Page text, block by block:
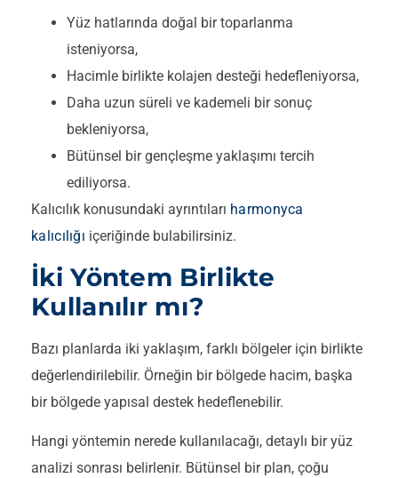
Yüz hatlarında doğal bir toparlanma
isteniyorsa,
Hacimle birlikte kolajen desteği hedefleniyorsa,
Daha uzun süreli ve kademeli bir sonuç
bekleniyorsa,
Bütünsel bir gençleşme yaklaşımı tercih
ediliyorsa.
Kalıcılık konusundaki ayrıntıları harmonyca
kalıcılığı içeriğinde bulabilirsiniz.
İki Yöntem Birlikte
Kullanılır mı?
Bazı planlarda iki yaklaşım, farklı bölgeler için birlikte
değerlendirilebilir. Örneğin bir bölgede hacim, başka
bir bölgede yapısal destek hedeflenebilir.
Hangi yöntemin nerede kullanılacağı, detaylı bir yüz
analizi sonrası belirlenir. Bütünsel bir plan, çoğu